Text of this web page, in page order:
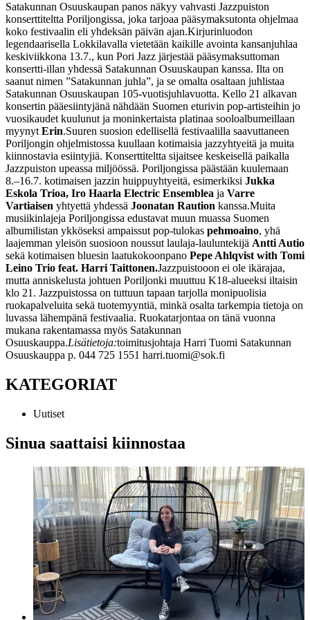
Satakunnan Osuuskaupan panos näkyy vahvasti Jazzpuiston
konserttiteltta Poriljongissa, joka tarjoaa pääsymaksutonta ohjelmaa
koko festivaalin eli yhdeksän päivän ajan.Kirjurinluodon
legendaarisella Lokkilavalla vietetään kaikille avointa kansanjuhlaa
keskiviikkona 13.7., kun Pori Jazz järjestää pääsymaksuttoman
konsertti-illan yhdessä Satakunnan Osuuskaupan kanssa. Ilta on
saanut nimen ”Satakunnan juhla”, ja se omalta osaltaan juhlistaa
Satakunnan Osuuskaupan 105-vuotisjuhlavuotta. Kello 21 alkavan
konsertin pääesiintyjänä nähdään Suomen eturivin pop-artisteihin jo
vuosikaudet kuulunut ja moninkertaista platinaa sooloalbumeillaan
myynyt Erin.Suuren suosion edellisellä festivaalilla saavuttaneen
Poriljongin ohjelmistossa kuullaan kotimaisia jazzyhtyeitä ja muita
kiinnostavia esiintyjiä. Konserttiteltta sijaitsee keskeisellä paikalla
Jazzpuiston upeassa miljöössä. Poriljongissa päästään kuulemaan
8.–16.7. kotimaisen jazzin huippuyhtyeitä, esimerkiksi Jukka
Eskola Trioa, Iro Haarla Electric Ensemblea ja Varre
Vartiaisen yhtyettä yhdessä Joonatan Raution kanssa.Muita
musiikinlajeja Poriljongissa edustavat muun muassa Suomen
albumilistan ykköseksi ampaissut pop-tulokas pehmoaino, yhä
laajemman yleisön suosioon noussut laulaja-lauluntekijä Antti Autio
sekä kotimaisen bluesin laatukokoonpano Pepe Ahlqvist with Tomi
Leino Trio feat. Harri Taittonen.Jazzpuistooon ei ole ikärajaa,
mutta anniskelusta johtuen Poriljonki muuttuu K18-alueeksi iltaisin
klo 21. Jazzpuistossa on tuttuun tapaan tarjolla monipuolisia
ruokapalveluita sekä tuotemyyntiä, minkä osalta tarkempia tietoja on
luvassa lähempänä festivaalia. Ruokatarjontaa on tänä vuonna
mukana rakentamassa myös Satakunnan
Osuuskauppa.Lisätietoja:toimitusjohtaja Harri Tuomi Satakunnan
Osuuskauppa p. 044 725 1551 harri.tuomi@sok.fi
KATEGORIAT
Uutiset
Sinua saattaisi kiinnostaa